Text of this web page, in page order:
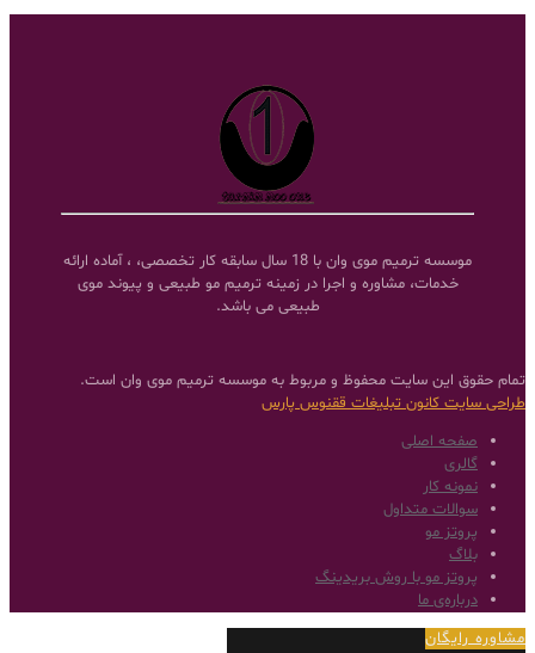
موسسه ترمیم موی وان با 18 سال سابقه کار تخصصی، ، آماده ارائه
خدمات، مشاوره و اجرا در زمینه ترمیم مو طبیعی و پیوند موی
طبیعی می باشد.
تمام حقوق این سایت محفوظ و مربوط به موسسه ترمیم موی وان است.
طراحی سایتکانون تبلیغات ققنوس پارس
صفحه اصلی
گالری
نمونه کار
سوالات متداول
پروتز مو
بلاگ
پروتز مو با روش بریدینگ
درباره‌ی ما
مشاوره رایگان